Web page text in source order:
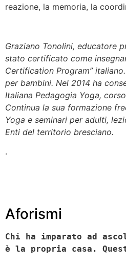
reazione, la memoria, la
Graziano Tonolini, educatore
stato certificato come
Certification Program”
per bambini. Nel 2014 ha
Italiana Pedagogia Yoga,
Continua la sua formazione
Yoga e seminari per adulti,
Enti del territorio bresciano.
.
Aforismi
Chi ha imparato ad
è la propria casa.